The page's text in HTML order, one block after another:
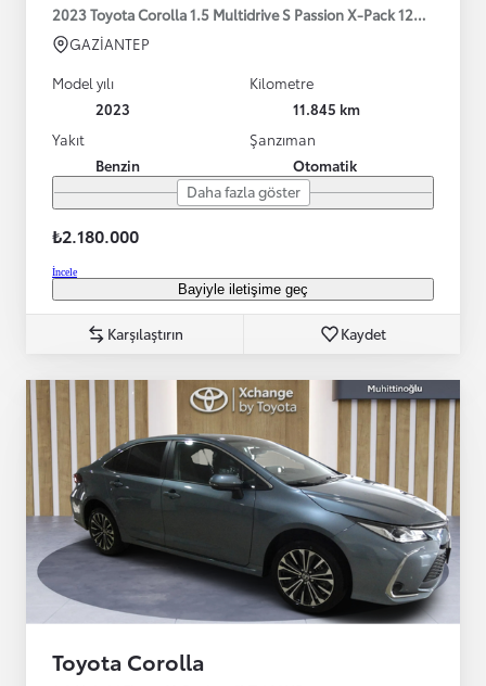
2023 Toyota Corolla 1.5 Multidrive S Passion X-Pack 125HP
GAZİANTEP
Model yılı
2023
Kilometre
11.845 km
Yakıt
Benzin
Şanzıman
Otomatik
Daha fazla göster
₺2.180.000
İncele
Bayiyle iletişime geç
Karşılaştırın Kaydet
Toyota Corolla